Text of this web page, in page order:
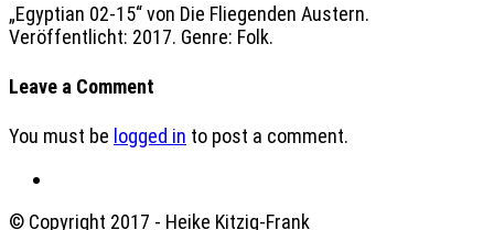
„Egyptian 02-15“ von Die Fliegenden Austern.
Veröffentlicht: 2017. Genre: Folk.
Leave a Comment
You must be logged in to post a comment.
© Copyright 2017 - Heike Kitzig-Frank